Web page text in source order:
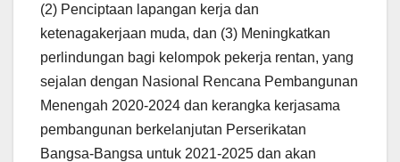
(2) Penciptaan lapangan kerja dan
ketenagakerjaan muda, dan (3) Meningkatkan
perlindungan bagi kelompok pekerja rentan, yang
sejalan dengan Nasional Rencana Pembangunan
Menengah 2020-2024 dan kerangka kerjasama
pembangunan berkelanjutan Perserikatan
Bangsa-Bangsa untuk 2021-2025 dan akan